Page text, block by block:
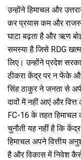
उन्होंने हिमाचल और
कर प्रयास कम और
घाटा बढ़ता है और ऋण
समस्या है जिसे RDG
लिए। उन्होंने प्रदेश
ठीकरा केंद्र पर न फेंके
सिंह ठाकुर ने जनता से
दावों में नहीं आएं और
FC-16 के तहत हिमाचल
चुनौती यह नहीं है कि
हिमाचल अपने वित्तीय
है और विकास में निवेश कैसे